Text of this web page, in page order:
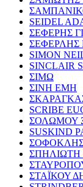
SEIDEL
ΣΕΦΕΡΗΣ
SIMON
SINCLAIR
ΣΙΜΩ
ΣΙΝΗ ΕΜΗ
SCRIBE
ΣΟΛΩΜΟΥ
SUSKIND
ΣΠΗΛΙΩΤΗ
ΣΤΑΪΚΟΥ